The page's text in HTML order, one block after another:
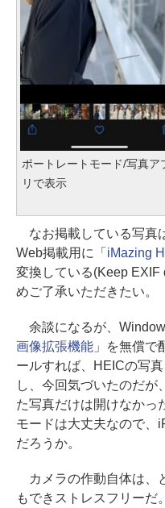
ポートレートモード/写真ア
リで表示
なお掲載している写真
Web掲載用に「 iMazing
変換している(Keep EXIF
めご了承いただきたい。
余談になるが、
画像拡張機能」を無償で
ールすれば、HEICの写
し、今回気づいたのだが
た写真だけは開けなかっ
モードは大丈夫なので、
だろうか。
カメラの作動自体は、
もできストレスフリー